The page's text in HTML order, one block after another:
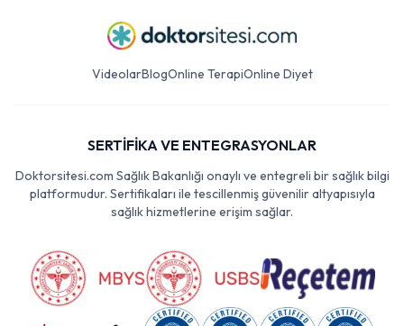
VideolarBlogOnline TerapiOnline Diyet
SERTİFİKA VE ENTEGRASYONLAR
Doktorsitesi.com Sağlık Bakanlığı onaylı ve entegreli bir sağlık bilgi
platformudur. Sertifikaları ile tescillenmiş güvenilir altyapısıyla
sağlık hizmetlerine erişim sağlar.